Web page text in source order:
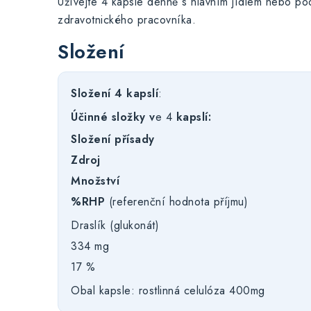
zdravotnického pracovníka.
Složení
Složení 4 kapslí:
Účinné složky ve 4 kapslí:
Složení přísady
Zdroj
Množství
%RHP (referenční hodnota příjmu)
Draslík (glukonát)
334 mg
17 %
Obal kapsle: rostlinná celulóza 400mg